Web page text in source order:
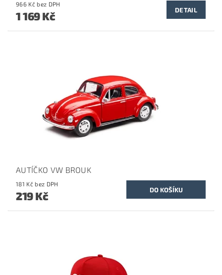
966 Kč bez DPH
1 169 Kč DETAIL
AUTÍČKO VW BROUK
181 Kč bez DPH
219 Kč